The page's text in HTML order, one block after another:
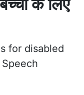
for disabled